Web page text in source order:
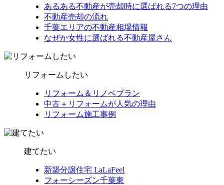
あるある不動産が売却時に選ばれる7つの理由
不動産売却の流れ
千葉エリアの不動産相場情報
なぜか女性に選ばれる不動産屋さん
リフォームしたい
リフォーム＆リノベプラン
中古＋リフォームが人気の理由
リフォーム施工事例
建てたい
新築分譲住宅 LaLaFeel
フォーシーズン千葉東